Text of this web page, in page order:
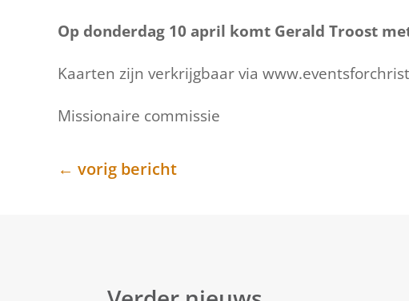
Op donderdag 10 april komt Gerald Troost
Kaarten zijn verkrijgbaar via
Missionaire commissie
← vorig bericht